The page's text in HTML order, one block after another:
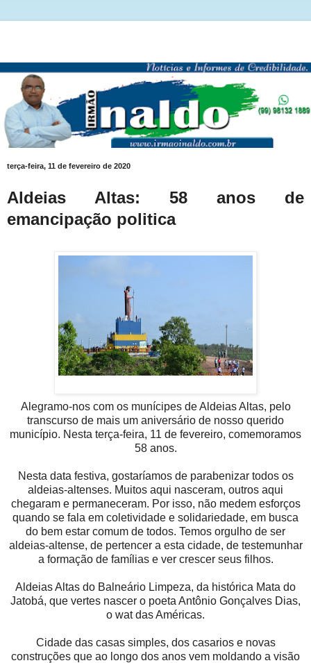
terça-feira, 11 de fevereiro de 2020
Aldeias Altas: 58 anos de
emancipação politica
Alegramo-nos com os munícipes de Aldeias Altas, pelo
transcurso de mais um aniversário de nosso querido
município. Nesta terça-feira, 11 de fevereiro, comemoramos
58 anos.
Nesta data festiva, gostaríamos de parabenizar todos os
aldeias-altenses. Muitos aqui nasceram, outros aqui
chegaram e permaneceram. Por isso, não medem esforços
quando se fala em coletividade e solidariedade, em busca
do bem estar comum de todos. Temos orgulho de ser
aldeias-altense, de pertencer a esta cidade, de testemunhar
a formação de famílias e ver crescer seus filhos.
Aldeias Altas do Balneário Limpeza, da histórica Mata do
Jatobá, que vertes nascer o poeta Antônio Gonçalves Dias,
o wat das Américas.
Cidade das casas simples, dos casarios e novas
construções que ao longo dos anos vem moldando a visão